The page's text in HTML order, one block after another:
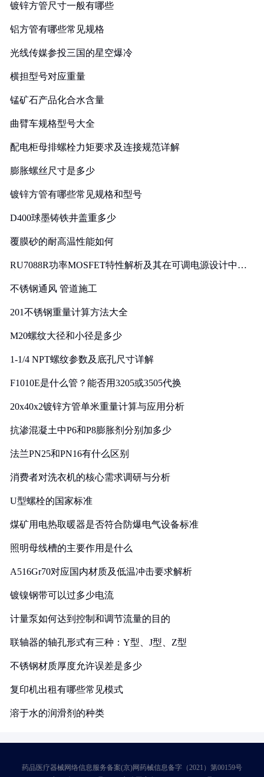
镀锌方管尺寸一般有哪些
铝方管有哪些常见规格
光线传媒参投三国的星空爆冷
横担型号对应重量
锰矿石产品化合水含量
曲臂车规格型号大全
配电柜母排螺栓力矩要求及连接规范详解
膨胀螺丝尺寸是多少
镀锌方管有哪些常见规格和型号
D400球墨铸铁井盖重多少
覆膜砂的耐高温性能如何
RU7088R功率MOSFET特性解析及其在可调电源设计中的
不锈钢通风 管道施工
201不锈钢重量计算方法大全
M20螺纹大径和小径是多少
1-1/4 NPT螺纹参数及底孔尺寸详解
F1010E是什么管？能否用3205或3505代换
20x40x2镀锌方管单米重量计算与应用分析
抗渗混凝土中P6和P8膨胀剂分别加多少
法兰PN25和PN16有什么区别
消费者对洗衣机的核心需求调研与分析
U型螺栓的国家标准
煤矿用电热取暖器是否符合防爆电气设备标准
照明母线槽的主要作用是什么
A516Gr70对应国内材质及低温冲击要求解析
镀镍钢带可以过多少电流
计量泵如何达到控制和调节流量的目的
联轴器的轴孔形式有三种：Y型、J型、Z型
不锈钢材质厚度允许误差是多少
复印机出租有哪些常见模式
溶于水的润滑剂的种类
药品医疗器械网络信息服务备案(京)网药械信息备字（2021）第00159号